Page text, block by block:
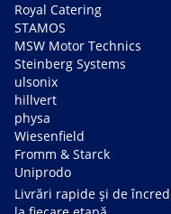
Royal Catering
STAMOS
MSW Motor Technics
Steinberg Systems
ulsonix
hillvert
physa
Wiesenfield
Fromm & Starck
Uniprodo
Livrări rapide și de